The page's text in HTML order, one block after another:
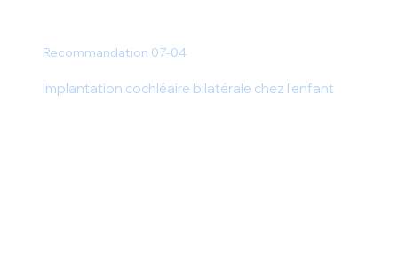
Recommandation 07-04
Implantation cochléaire bilatérale chez l’enfant